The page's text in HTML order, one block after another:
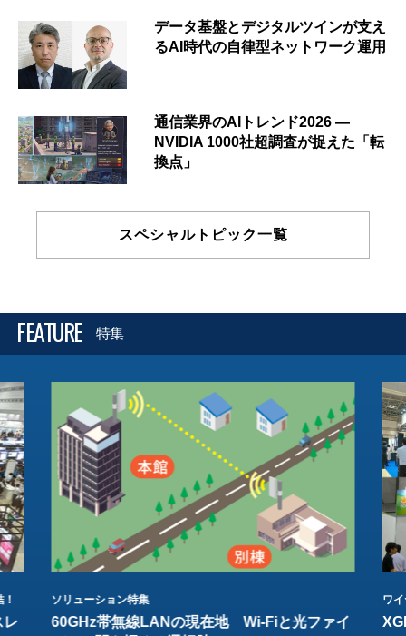
データ基盤とデジタルツインが支え
るAI時代の自律型ネットワーク運用
通信業界のAIトレンド2026 ―
NVIDIA 1000社超調査が捉えた「転
換点」
スペシャルトピック一覧
FEATURE 特集
レ
ソリューション特集
60GHz帯無線LANの現在地 Wi-Fiと光ファイ
ワ